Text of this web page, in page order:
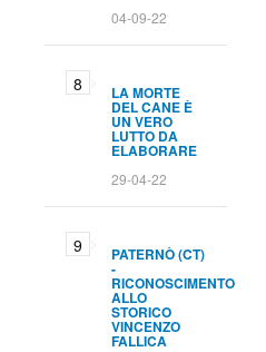
04-09-22
LA MORTE
DEL CANE È
UN VERO
LUTTO DA
ELABORARE
29-04-22
PATERNÒ (CT)
-
RICONOSCIMENTO
ALLO
STORICO
VINCENZO
FALLICA